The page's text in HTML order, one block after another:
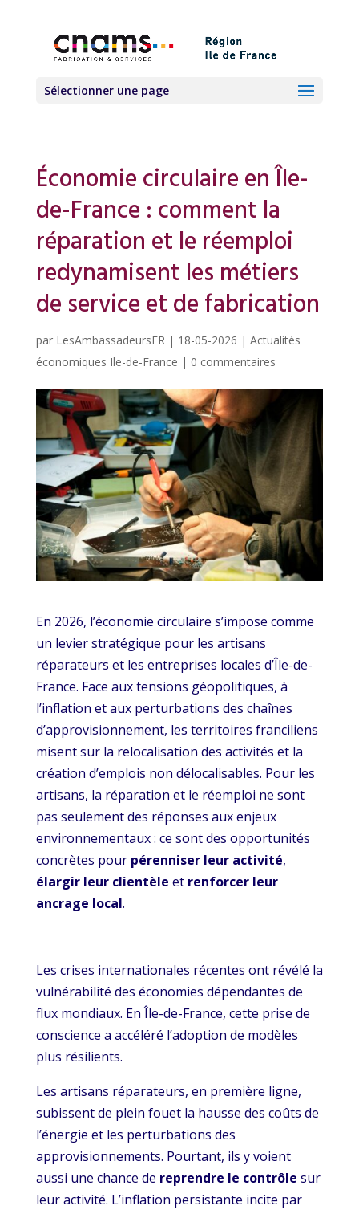
Sélectionner une page
Économie circulaire en Île-
de-France : comment la
réparation et le réemploi
redynamisent les métiers
de service et de fabrication
par LesAmbassadeursFR| 18-05-2026 | Actualités
économiques Ile-de-France | 0 commentaires
En 2026, l’économie circulaire s’impose comme
un levier stratégique pour les artisans
réparateurs et les entreprises locales d’Île-de-
France. Face aux tensions géopolitiques, à
l’inflation et aux perturbations des chaînes
d’approvisionnement, les territoires franciliens
misent sur la relocalisation des activités et la
création d’emplois non délocalisables. Pour les
artisans, la réparation et le réemploi ne sont
pas seulement des réponses aux enjeux
environnementaux : ce sont des opportunités
concrètes pour pérenniser leur activité,
élargir leur clientèle et renforcer leur
ancrage local.
Les crises internationales récentes ont révélé la
vulnérabilité des économies dépendantes de
flux mondiaux. En Île-de-France, cette prise de
conscience a accéléré l’adoption de modèles
plus résilients.
Les artisans réparateurs, en première ligne,
subissent de plein fouet la hausse des coûts de
l’énergie et les perturbations des
approvisionnements. Pourtant, ils y voient
aussi une chance de reprendre le contrôle sur
leur activité. L’inflation persistante incite par